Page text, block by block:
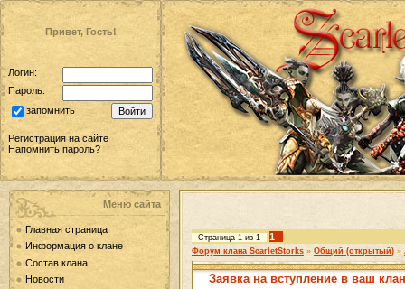
Привет, Гость!
Логин:
Пароль:
запомнить
Регистрация на сайте
Напомнить пароль?
Меню сайта
Главная страница
Информация о клане
Состав клана
Новости
Страница 1 из 1 1
Форум клана ScarletStorks » Общий (открытый) »
Заявка на вступление в ваш клан